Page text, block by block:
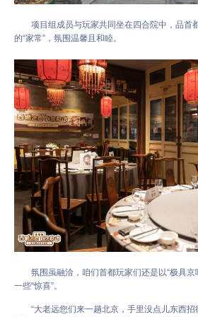
项目组成员与玩家共同坐在四合院中，品首
的“家常”，氛围温馨且和睦。
氛围虽融洽，咱们首都玩家们还是以“极具京
一些“惊喜”。
“大老远您们来一趟北京，手里没点儿东西招